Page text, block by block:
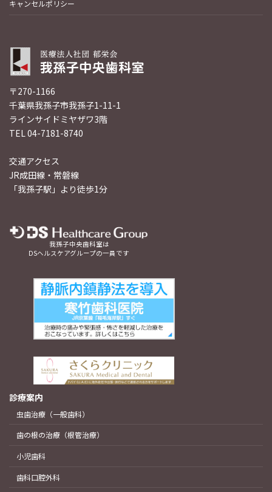
キャンセルポリシー
〒270-1166
千葉県我孫子市我孫子1-11-1
ラインサイドミヤザワ3階
TEL 04-7181-8740
交通アクセス
JR成田線・常磐線
「我孫子駅」より徒歩1分
我孫子中央歯科室は
DSヘルスケアグループの一員です
診療案内
虫歯治療（一般歯科）
歯の根の治療（根管治療）
小児歯科
歯科口腔外科